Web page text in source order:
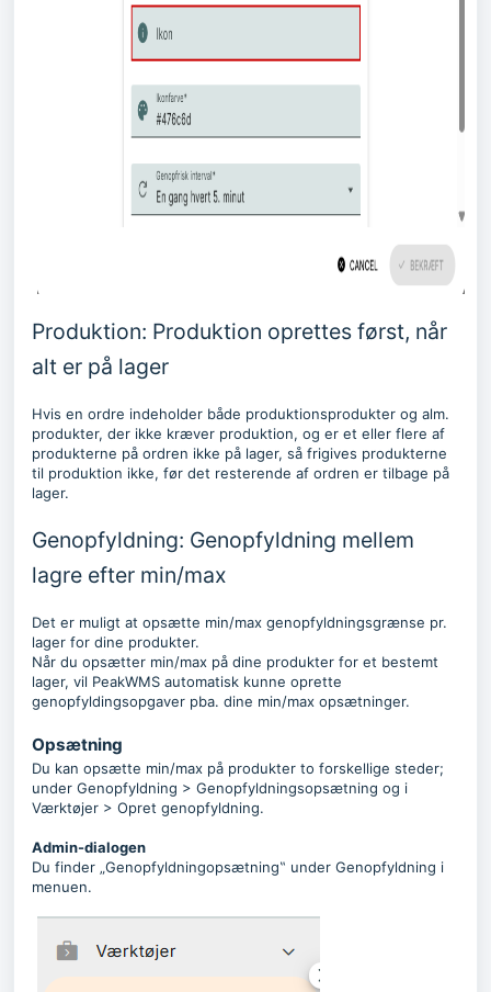
Produktion: Produktion oprettes først, når
alt er på lager
Hvis en ordre indeholder både produktionsprodukter og alm.
produkter, der ikke kræver produktion, og er et eller flere af
produkterne på ordren ikke på lager, så frigives produkterne
til produktion ikke, før det resterende af ordren er tilbage på
lager.
Genopfyldning: Genopfyldning mellem
lagre efter min/max
Det er muligt at opsætte min/max genopfyldningsgrænse pr.
lager for dine produkter.
Når du opsætter min/max på dine produkter for et bestemt
lager, vil PeakWMS automatisk kunne oprette
genopfyldingsopgaver pba. dine min/max opsætninger.
Opsætning
Du kan opsætte min/max på produkter to forskellige steder;
under Genopfyldning > Genopfyldningsopsætning og i
Værktøjer > Opret genopfyldning.
Admin-dialogen
Du finder „Genopfyldningopsætning‟ under Genopfyldning i
menuen.